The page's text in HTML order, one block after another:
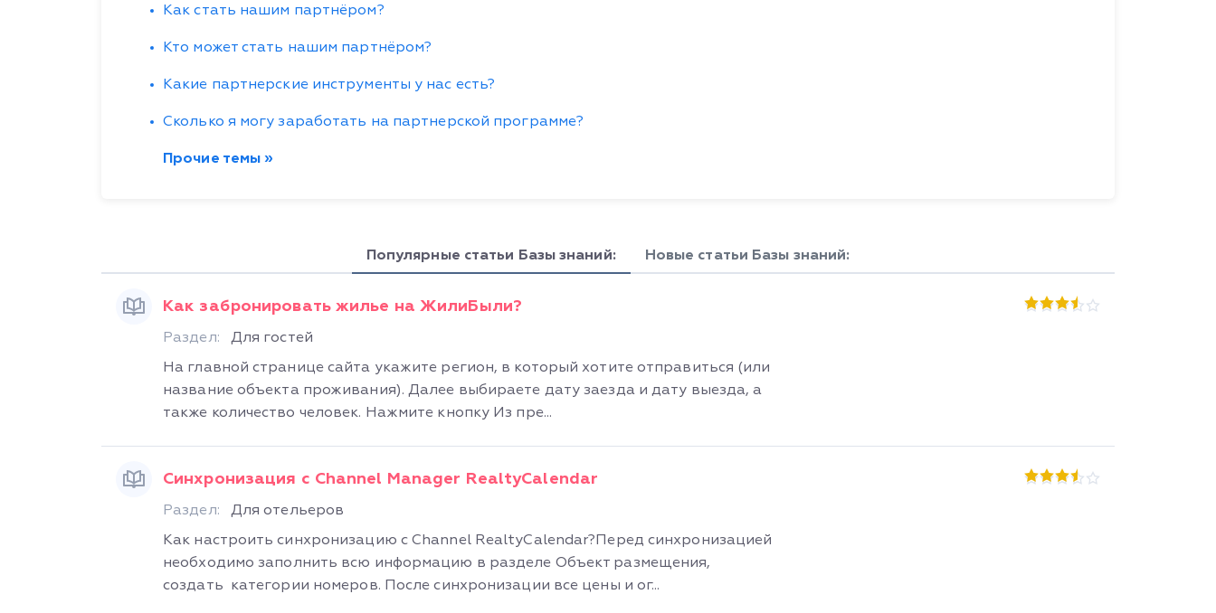
Как стать нашим партнёром?
Кто может стать нашим партнёром?
Какие партнерские инструменты у нас есть?
Сколько я могу заработать на партнерской программе?
Прочие темы »
Популярные статьи Базы знаний: Новые статьи Базы знаний:
Как забронировать жилье на ЖилиБыли?
Раздел:
Для гостей
На главной странице сайта укажите регион, в который хотите отправиться (или
название объекта проживания). Далее выбираете дату заезда и дату выезда, а
также количество человек. Нажмите кнопку Из пре...
Синхронизация с Channel Manager RealtyCalendar
Раздел:
Для отельеров
Как настроить синхронизацию с Channel RealtyCalendar?Перед синхронизацией
необходимо заполнить всю информацию в разделе Объект размещения,
создать категории номеров. После синхронизации все цены и ог...